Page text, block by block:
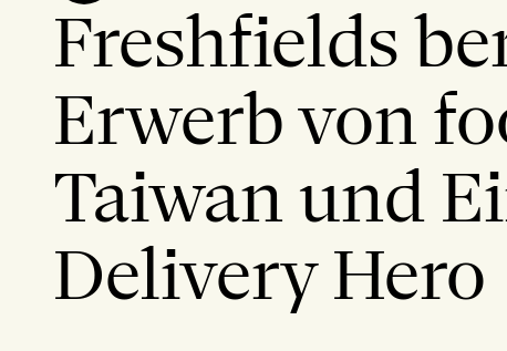
Freshfields
Erwerb von
Taiwan und
Delivery Hero